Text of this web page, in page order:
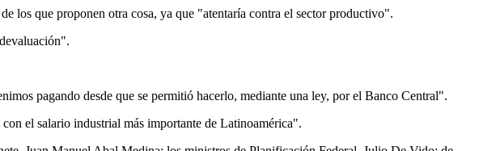
los que proponen otra cosa, ya que "atentaría contra el sector productivo".
pagando desde que se permitió hacerlo, mediante una ley, por el Banco Central".
el salario industrial más importante de Latinoamérica".